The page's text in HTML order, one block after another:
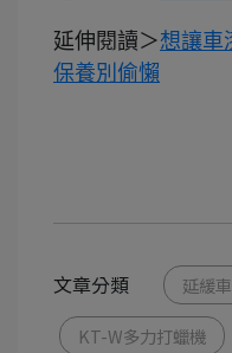
延伸閱讀＞想讓車
保養別偷懶
文章分類 延緩
KT-W多力打蠟機